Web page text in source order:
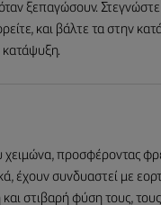
ξεπαγώσουν.
και βάλτε τα στην
κατάψυξη.
χειμώνα, προσφέροντας
έχουν συνδυαστεί με
στιβαρή φύση τους,